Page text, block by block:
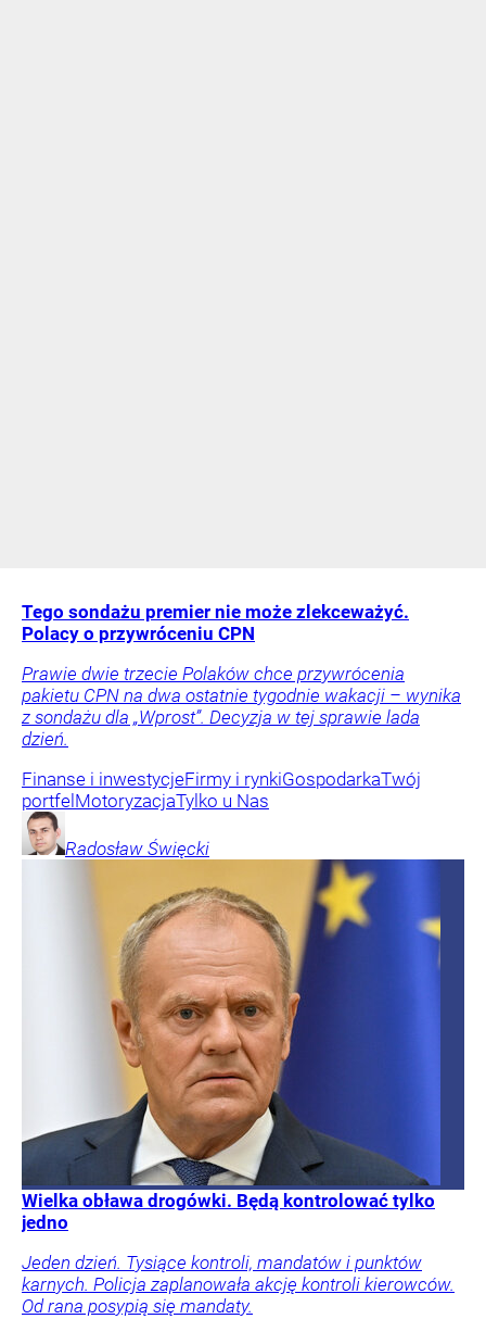
Tego sondażu premier nie może zlekceważyć.
Polacy o przywróceniu CPN
Prawie dwie trzecie Polaków chce przywrócenia
pakietu CPN na dwa ostatnie tygodnie wakacji – wynika
z sondażu dla „Wprost”. Decyzja w tej sprawie lada
dzień.
Finanse i inwestycjeFirmy i rynkiGospodarkaTwój
portfel MotoryzacjaTylko u Nas
Radosław Święcki
Wielka obława drogówki. Będą kontrolować tylko
jedno
Jeden dzień. Tysiące kontroli, mandatów i punktów
karnych. Policja zaplanowała akcję kontroli kierowców.
Od rana posypią się mandaty.